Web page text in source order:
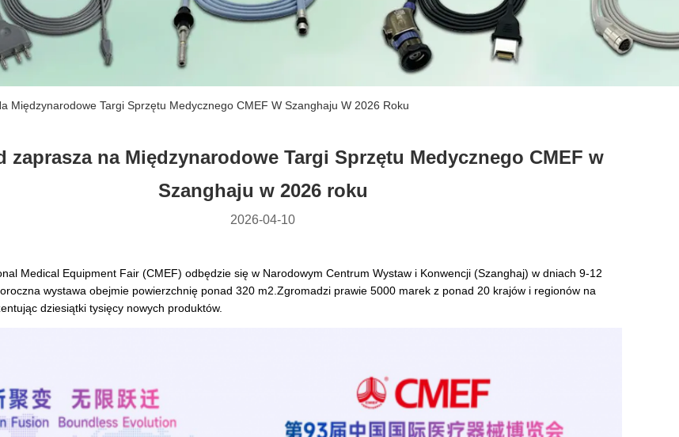
Międzynarodowe Targi Sprzętu Medycznego CMEF W Szanghaju W 2026 Roku
zaprasza na Międzynarodowe Targi Sprzętu Medycznego CMEF w
Szanghaju w 2026 roku
2026-04-10
Medical Equipment Fair (CMEF) odbędzie się w Narodowym Centrum Wystaw i Konwencji (Szanghaj) w dniach 9-12
wystawa obejmie powierzchnię ponad 320 m2.Zgromadzi prawie 5000 marek z ponad 20 krajów i regionów na
dziesiątki tysięcy nowych produktów.